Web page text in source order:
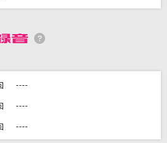
新曲・ランキングなど
会員登録・ログインして
----
----
----